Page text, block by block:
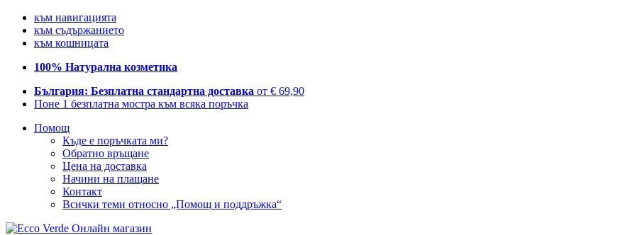
към навигацията
към съдържанието
към кошницата
100% Натурална козметика
България: Безплатна стандартна доставка от € 69,90
Поне 1 безплатна мостра към всяка поръчка
Помощ
Къде е поръчката ми?
Обратно връщане
Цена на доставка
Начини на плащане
Контакт
Всички теми относно „Помощ и поддръжка“